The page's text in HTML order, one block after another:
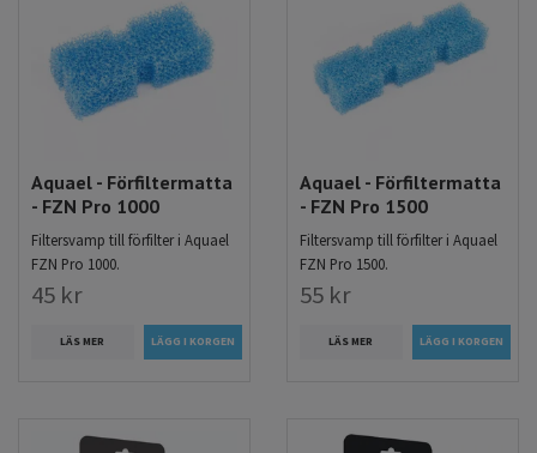
Aquael - Förfiltermatta
- FZN Pro 1000
Filtersvamp till förfilter i Aquael
FZN Pro 1000.
45 kr
LÄS MER
Aquael - Förfiltermatta
- FZN Pro 1500
Filtersvamp till förfilter i Aquael
FZN Pro 1500.
55 kr
LÄS MER